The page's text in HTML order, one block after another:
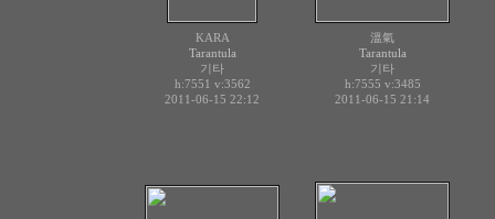
KARA
Tarantula
기타
h:7551 v:3562
2011-06-15 22:12
溫氣
Tarantula
기타
h:7555 v:3485
2011-06-15 21:14